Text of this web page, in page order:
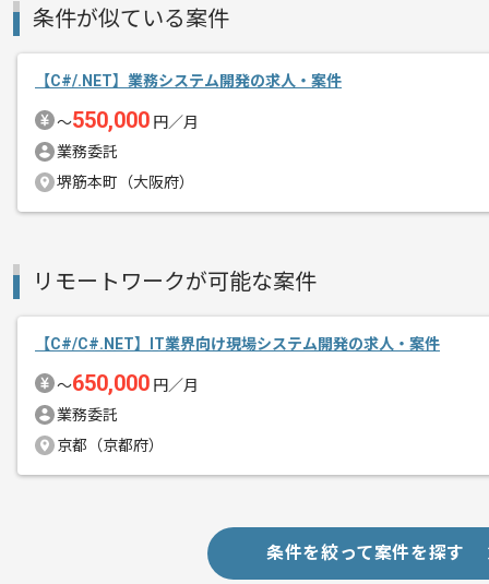
条件が似ている案件
【C#/.NET】業務システム開発の求人・案件
〜550,000 円／月
業務委託
堺筋本町（大阪府）
リモートワークが可能な案件
【C#/C#.NET】IT業界向け現場システム開発の求人・案件
〜650,000 円／月
業務委託
京都（京都府）
条件を絞って案件を探す